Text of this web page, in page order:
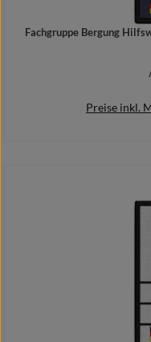
Fachgruppe Bergung
Preise inkl.